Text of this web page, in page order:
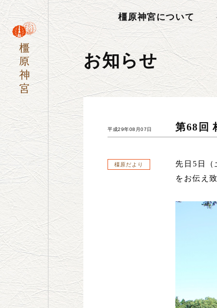
橿原神宮について
お知らせ
平成29年08月07日 第68回
橿原だより
先日5日
をお伝え